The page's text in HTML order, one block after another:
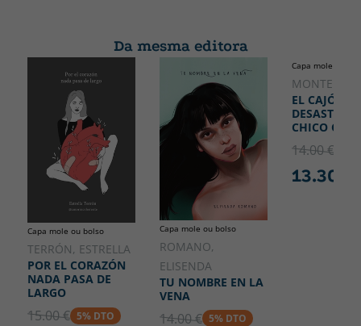
Da mesma editora
Capa mole ou bolso
TERRÓN, ESTRELLA
POR EL CORAZÓN
NADA PASA DE
LARGO
15.00 € 5% DTO
Capa mole ou bolso
ROMANO,
ELISENDA
TU NOMBRE EN LA
VENA
14.00 € 5% DTO
Capa mole ou
MONTERO,
EL CAJÓN
DESASTRE
CHICO
14.00 €
13.30 €